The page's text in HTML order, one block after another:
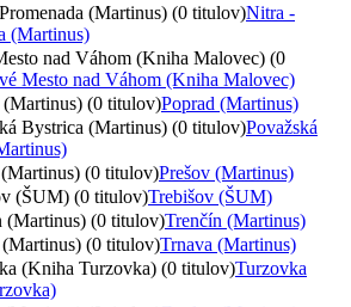
(Martinus) (0 titulov)Nitra -
(Martinus)
nad Váhom (Kniha Malovec) (0
Mesto nad Váhom (Kniha Malovec)
(Martinus) (0 titulov)Poprad (Martinus)
Bystrica (Martinus) (0 titulov)Považská
(0 titulov)Prešov (Martinus)
(ŠUM) (0 titulov)Trebišov (ŠUM)
(Martinus) (0 titulov)Trenčín (Martinus)
(Martinus) (0 titulov)Trnava (Martinus)
(Kniha Turzovka) (0 titulov)Turzovka